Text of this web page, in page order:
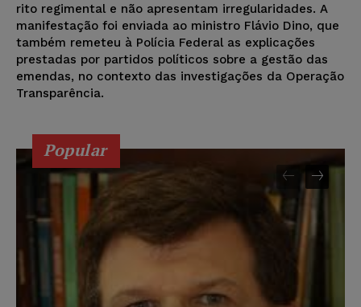
rito regimental e não apresentam irregularidades. A
manifestação foi enviada ao ministro Flávio Dino, que
também remeteu à Polícia Federal as explicações
prestadas por partidos políticos sobre a gestão das
emendas, no contexto das investigações da Operação
Transparência.
Popular